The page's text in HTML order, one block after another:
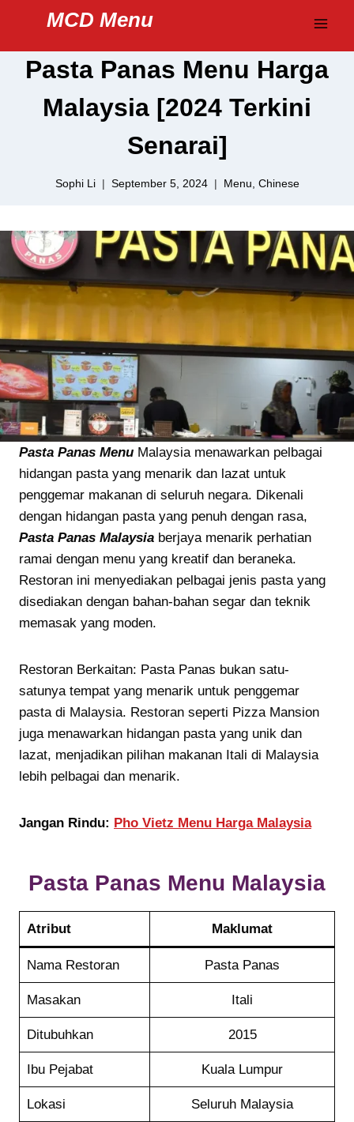
content
MCD Menu
Pasta Panas Menu Harga
Malaysia [2024 Terkini
Senarai]
Sophi Li September 5, 2024 Menu Chinese
Pasta Panas Menu Malaysia menawarkan pelbagai
hidangan pasta yang menarik dan lazat untuk
penggemar makanan di seluruh negara. Dikenali
dengan hidangan pasta yang penuh dengan rasa,
Pasta Panas Malaysia berjaya menarik perhatian
ramai dengan menu yang kreatif dan beraneka.
Restoran ini menyediakan pelbagai jenis pasta yang
disediakan dengan bahan-bahan segar dan teknik
memasak yang moden.
Restoran Berkaitan: Pasta Panas bukan satu-
satunya tempat yang menarik untuk penggemar
pasta di Malaysia. Restoran seperti Pizza Mansion
juga menawarkan hidangan pasta yang unik dan
lazat, menjadikan pilihan makanan Itali di Malaysia
lebih pelbagai dan menarik.
Jangan Rindu: Pho Vietz Menu Harga Malaysia
Pasta Panas Menu Malaysia
Atribut Maklumat
Nama Restoran Pasta Panas
Masakan Itali
Ditubuhkan 2015
Ibu Pejabat Kuala Lumpur
Lokasi Seluruh Malaysia